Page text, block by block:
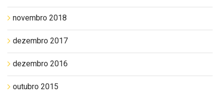
novembro 2018
dezembro 2017
dezembro 2016
outubro 2015